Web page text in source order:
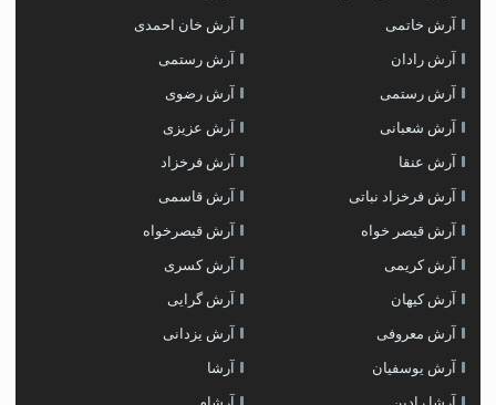
آرش خاتمی آرش خان احمدی
آرش رادان آرش رستمى
آرش رستمی آرش رضوی
آرش شعبانی آرش عزیزی
آرش عنقا آرش فرخزاد
آرش فرخزاد نباتی آرش قاسمی
آرش قیصر خواه آرش قیصرخواه
آرش کریمی آرش کسری
آرش کیهان آرش گرایی
آرش معروفی آرش یزدانی
آرش یوسفیان آرشا